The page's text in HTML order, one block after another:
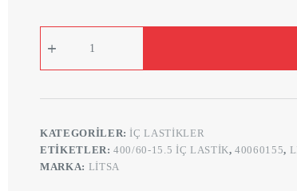
Lastik
15.5
(Römork)
KATEGORILER: İÇ LASTIKLER
ETIKETLER:400/60-15.5 IÇ LASTIK,40060155,
MARKA: LITSA